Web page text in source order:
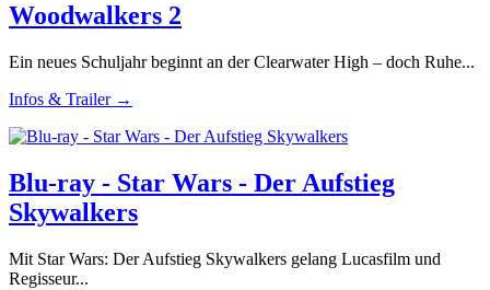
Woodwalkers 2
Ein neues Schuljahr beginnt an der Clearwater High – doch Ruhe...
Infos & Trailer →
Blu-ray - Star Wars - Der Aufstieg
Skywalkers
Mit Star Wars: Der Aufstieg Skywalkers gelang Lucasfilm und
Regisseur...